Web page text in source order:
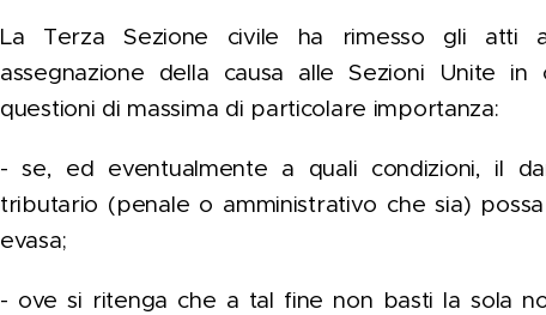
La Terza Sezione civile ha rimesso gli atti
assegnazione della causa alle Sezioni Unite
questioni di massima di particolare importanza:
- se, ed eventualmente a quali condizioni, il
tributario (penale o amministrativo che sia)
evasa;
- ove si ritenga che a tal fine non basti la sola